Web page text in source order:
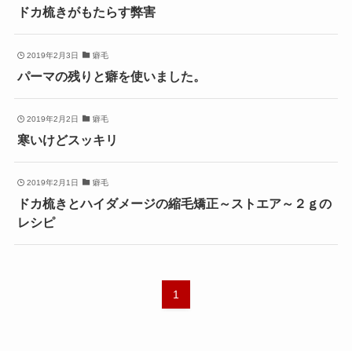
ドカ梳きがもたらす弊害
2019年2月3日 癖毛
パーマの残りと癖を使いました。
2019年2月2日 癖毛
寒いけどスッキリ
2019年2月1日 癖毛
ドカ梳きとハイダメージの縮毛矯正～ストエア～２ｇの
レシピ
1